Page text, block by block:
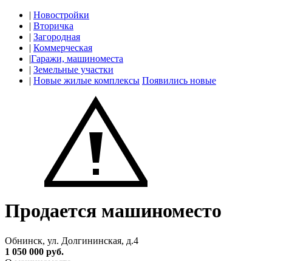
| Новостройки
| Вторичка
| Загородная
| Коммерческая
|Гаражи, машиноместа
| Земельные участки
| Новые жилые комплексы Появились новые
Продается машиноместо
Обнинск, ул. Долгининская, д.4
1 050 000 руб.